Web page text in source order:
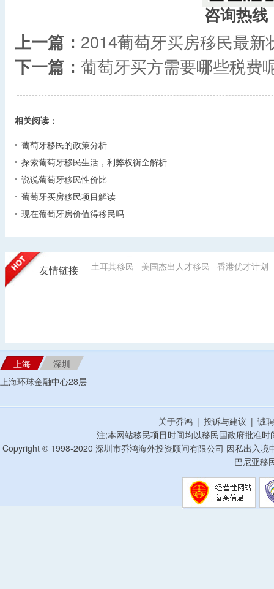
咨询热线
上一篇： 2014葡萄牙买房移民最新
下一篇： 葡萄牙买方需要哪些税费
相关阅读：
葡萄牙移民的政策分析
探索葡萄牙移民生活，利弊权衡全解析
说说葡萄牙移民性价比
葡萄牙买房移民项目解读
现在葡萄牙房价值得移民吗
友情链接 土耳其移民 美国杰出人才移民 香港优才计划
上海
深圳
上海环球金融中心28层
关于乔鸿 | 投诉与建议 | 诚
注;本网站移民项目时间均以移民国政府批准
Copyright © 1998-2020 深圳市乔鸿海外投资顾问有限公司 因私出入
巴尼亚移